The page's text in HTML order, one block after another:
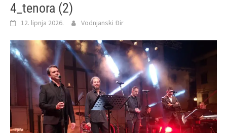
4_tenora (2)
12. lipnja 2026. Vodnjanski Đir